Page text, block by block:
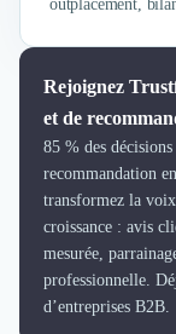
Communication
Influence Marketing
Veille commerciale
Photographie
Salons
Études Marketing
Présentations
SMS Marketing
Email Marketing
Data Marketing
outplacement,
Rejoignez
et de
85 % des
recommandation
transformez la
croissance : avis
mesurée,
professionnelle.
d’entreprises B2B.